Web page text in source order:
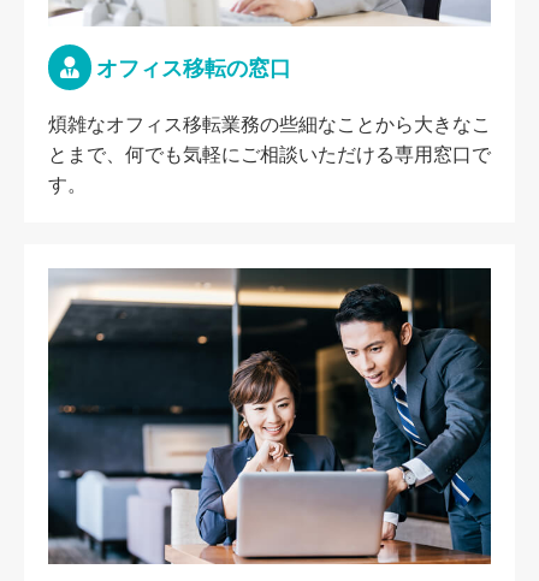
オフィス移転の窓口
煩雑なオフィス移転業務の些細なことから大きなこ
とまで、何でも気軽にご相談いただける専用窓口で
す。